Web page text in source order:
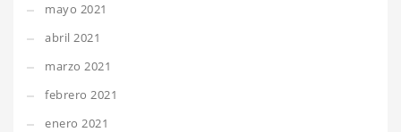
mayo 2021
abril 2021
marzo 2021
febrero 2021
enero 2021